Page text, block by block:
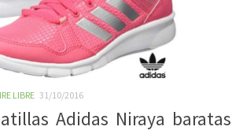
LIBRE 31/10/2016
Adidas Niraya baratas